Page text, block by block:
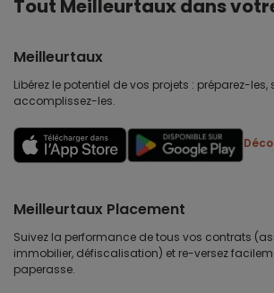
Tout Meilleurtaux dans
Meilleurtaux
Libérez le potentiel de vos projets : préparez-les,
accomplissez-les.
Meilleurtaux Placement
Suivez la performance de tous vos contrats
immobilier, défiscalisation) et re-versez
paperasse.